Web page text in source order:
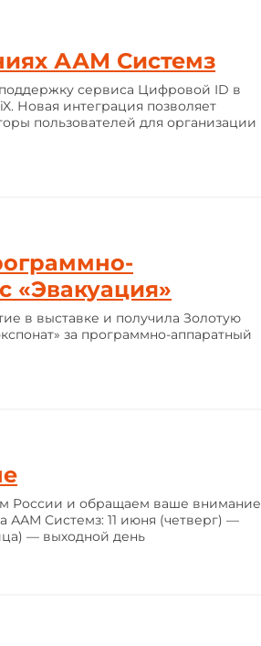
ААМ Системз
сервиса Цифровой ID в
Новая интеграция позволяет
пользователей для организации
«Эвакуация»
в выставке и получила Золотую
за программно-аппаратный
России и обращаем ваше внимание
ААМ Системз: 11 июня (четверг) —
— выходной день